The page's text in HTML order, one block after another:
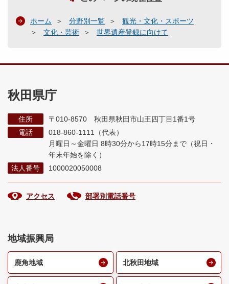
ホーム 分野別一覧
観光・文化・スポーツ
文化・芸術
世界遺産登録に向けて
秋田県庁
住所
〒010-8570 秋田県秋田市山王四丁目1番1号
電話
018-860-1111（代表）
月曜日～金曜日 8時30分から17時15分まで （祝日・
年末年始を除く）
法人番号
1000020050008
アクセス 部署別電話番号
地域振興局
鹿角地域 北秋田地域